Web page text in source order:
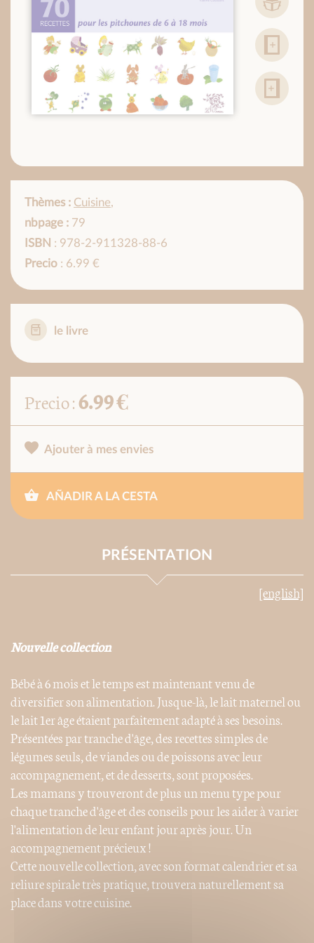
Thèmes : Cuisine,
nbpage : 79
ISBN : 978-2-911328-88-6
Precio : 6.99 €
le livre
Precio :6.99 €
Ajouter à mes envies
AÑADIR A LA CESTA
PRÉSENTATION
[english]
Nouvelle collection
Bébé à 6 mois et le temps est maintenant venu de
diversifier son alimentation. Jusque-là, le lait maternel ou
le lait 1er âge étaient parfaitement adapté à ses besoins.
Présentées par tranche d'âge, des recettes simples de
légumes seuls, de viandes ou de poissons avec leur
accompagnement, et de desserts, sont proposées.
Les mamans y trouveront de plus un menu type pour
chaque tranche d'âge et des conseils pour les aider à varier
l'alimentation de leur enfant jour après jour. Un
accompagnement précieux !
Cette nouvelle collection, avec son format calendrier et sa
reliure spirale très pratique, trouvera naturellement sa
place dans votre cuisine.